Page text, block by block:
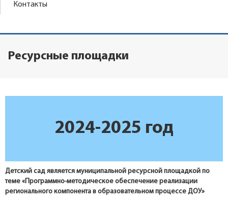
Контакты
Ресурсные площадки
2024-2025 год
Детский сад является муниципальной ресурсной площадкой по
теме «Программно-методическое обеспечение реализации
регионального компонента в образовательном процессе ДОУ»